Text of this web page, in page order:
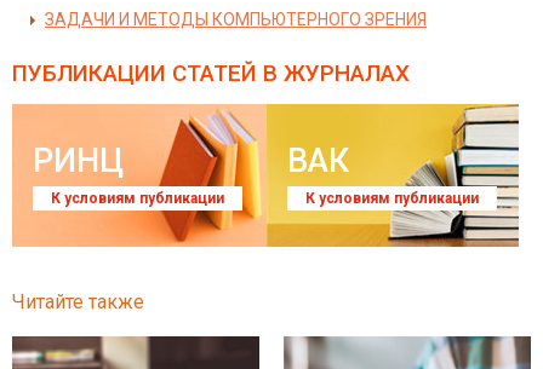
ЗАДАЧИ И МЕТОДЫ КОМПЬЮТЕРНОГО ЗРЕНИЯ
ПУБЛИКАЦИИ СТАТЕЙ В ЖУРНАЛАХ
РИНЦ
К условиям публикации
ВАК
К условиям публикации
Читайте также